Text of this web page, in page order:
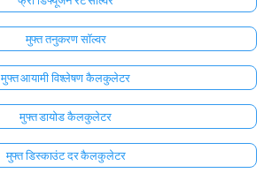
मुफ्त तनुकरण सॉल्वर
मुफ्त आयामी विश्लेषण कैलकुलेटर
मुफ्त डायोड कैलकुलेटर
मुफ्त डिस्काउंट दर कैलकुलेटर